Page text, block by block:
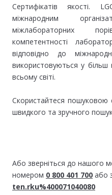
Сертифікатів якості.
міжнародним
міжлабораторних
компетентності
відповідно до
використовуються у
всьому світі.
Скористайтеся
швидкого та зручного
Або зверніться до нашого
номером 0 800 401 700 або
ten.rku%400071040080